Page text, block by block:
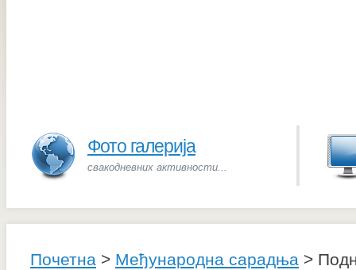
Фото галерија
свакодневних активности...
Почетна > Међународна сарадња >